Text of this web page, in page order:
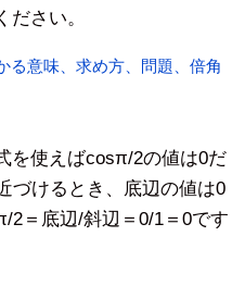
さい。
る意味、求め方、問題、倍角
を使えばcosπ/2の値は0だ
づけるとき、底辺の値は0
2＝底辺/斜辺＝0/1＝0です